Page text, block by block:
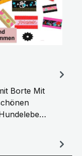
Borte Mit